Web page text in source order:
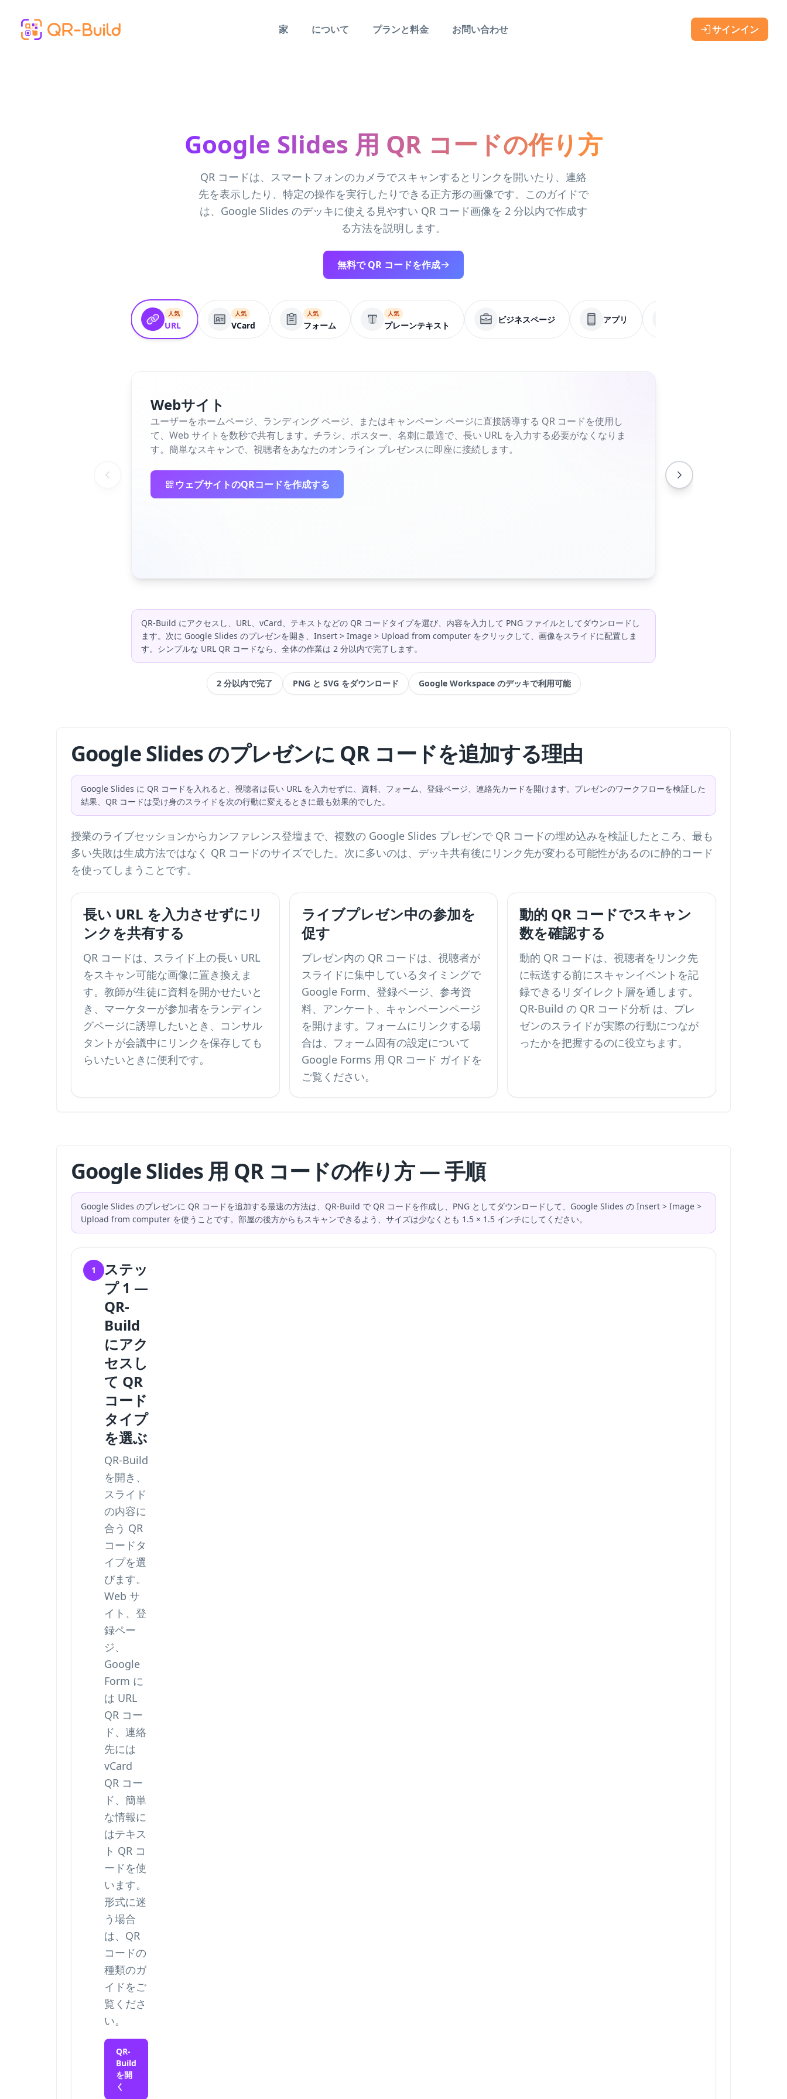
家
について プランと料金 お問い合わせ サインイン
Google Slides 用 QR コードの作り方
QR コードは、スマートフォンのカメラでスキャンするとリンクを開いたり、連絡
先を表示したり、特定の操作を実行したりできる正方形の画像です。このガイドで
は、Google Slides のデッキに使える見やすい QR コード画像を 2 分以内で作成す
る方法を説明します。
無料で QR コードを作成
人気
URL
人気
VCard
人気
フォーム
人気
プレーンテキスト
ビジネスページ アプリ
Webサイト
ユーザーをホームページ、ランディング ページ、またはキャンペーン ページに直接誘導する QR コードを使用し
て、Web サイトを数秒で共有します。チラシ、ポスター、名刺に最適で、長い URL を入力する必要がなくなりま
す。簡単なスキャンで、視聴者をあなたのオンライン プレゼンスに即座に接続します。
ウェブサイトのQRコードを作成する
QR-Build にアクセスし、URL、vCard、テキストなどの QR コードタイプを選び、内容を入力して PNG ファイルとしてダウンロードし
ます。次に Google Slides のプレゼンを開き、Insert > Image > Upload from computer をクリックして、画像をスライドに配置しま
す。シンプルな URL QR コードなら、全体の作業は 2 分以内で完了します。
2 分以内で完了 PNG と SVG をダウンロード Google Workspace のデッキで利用可能
Google Slides のプレゼンに QR コードを追加する理由
Google Slides に QR コードを入れると、視聴者は長い URL を入力せずに、資料、フォーム、登録ページ、連絡先カードを開けます。プレゼンのワークフローを検証した
結果、QR コードは受け身のスライドを次の行動に変えるときに最も効果的でした。
授業のライブセッションからカンファレンス登壇まで、複数の Google Slides プレゼンで QR コードの埋め込みを検証したところ、最も
多い失敗は生成方法ではなく QR コードのサイズでした。次に多いのは、デッキ共有後にリンク先が変わる可能性があるのに静的コード
を使ってしまうことです。
長い URL を入力させずにリ
ンクを共有する
QR コードは、スライド上の長い URL
をスキャン可能な画像に置き換えま
す。教師が生徒に資料を開かせたいと
き、マーケターが参加者をランディン
グページに誘導したいとき、コンサル
タントが会議中にリンクを保存しても
らいたいときに便利です。
ライブプレゼン中の参加を
促す
プレゼン内の QR コードは、視聴者が
スライドに集中しているタイミングで
Google Form、登録ページ、参考資
料、アンケート、キャンペーンページ
を開けます。フォームにリンクする場
合は、フォーム固有の設定について
Google Forms 用 QR コード ガイドを
ご覧ください。
動的 QR コードでスキャン
数を確認する
動的 QR コードは、視聴者をリンク先
に転送する前にスキャンイベントを記
録できるリダイレクト層を通します。
QR-Build の QR コード分析 は、プレ
ゼンのスライドが実際の行動につなが
ったかを把握するのに役立ちます。
Google Slides 用 QR コードの作り方 — 手順
Google Slides のプレゼンに QR コードを追加する最速の方法は、QR-Build で QR コードを作成し、PNG としてダウンロードして、Google Slides の Insert > Image >
Upload from computer を使うことです。部屋の後方からもスキャンできるよう、サイズは少なくとも 1.5 × 1.5 インチにしてください。
1
ステッ
プ 1 —
QR-
Build
にアク
セスし
て QR
コード
タイプ
を選ぶ
QR-Build
を開き、
スライド
の内容に
合う QR
コードタ
イプを選
びます。
Web サ
イト、登
録ペー
ジ、
Google
Form に
は URL
QR コー
ド、連絡
先には
vCard
QR コー
ド、簡単
な情報に
はテキス
ト QR コ
ードを使
います。
形式に迷
う場合
は、 QR
コードの
種類のガ
イドをご
覧くださ
い。
QR-
Build
を開
く